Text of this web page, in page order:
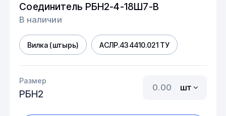
Соединитель РБН2-4-18Ш7-В
В наличии
Вилка (штырь) АСЛР.434410.021 ТУ
Размер
РБН2
шт